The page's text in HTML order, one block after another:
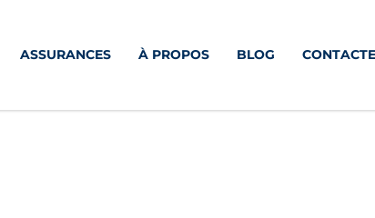
ASSURANCES À PROPOS BLOG